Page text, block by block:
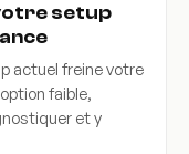
setup
actuel freine votre
faible,
et y